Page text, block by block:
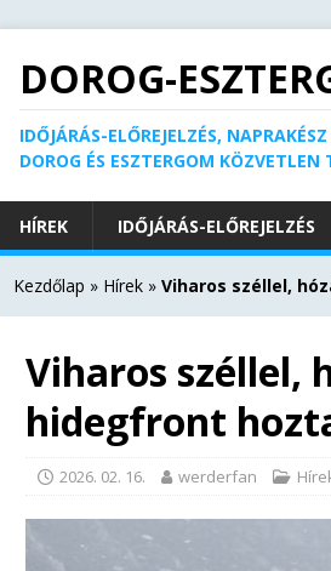
DOROG-
IDŐJÁRÁS-ELŐREJELZÉS,
DOROG ÉS ESZTERGOM
HÍREK IDŐJÁRÁS-ELŐREJELZÉS
Kezdőlap » Hírek » Viharos széllel,
Viharos széllel,
hidegfront
2026. 02. 16. werderfan